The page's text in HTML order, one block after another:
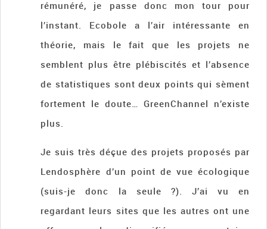
rémunéré, je passe donc mon tour pour
l’instant. Ecobole a l’air intéressante en
théorie, mais le fait que les projets ne
semblent plus être plébiscités et l’absence
de statistiques sont deux points qui sèment
fortement le doute… GreenChannel n’existe
plus.
Je suis très déçue des projets proposés par
Lendosphère d’un point de vue écologique
(suis-je donc la seule ?). J’ai vu en
regardant leurs sites que les autres ont une